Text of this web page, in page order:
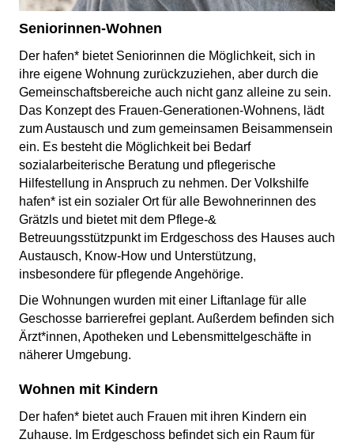
Seniorinnen-Wohnen
Der hafen* bietet Seniorinnen die Möglichkeit, sich in
ihre eigene Wohnung zurückzuziehen, aber durch die
Gemeinschaftsbereiche auch nicht ganz alleine zu sein.
Das Konzept des Frauen-Generationen-Wohnens, lädt
zum Austausch und zum gemeinsamen Beisammensein
ein. Es besteht die Möglichkeit bei Bedarf
sozialarbeiterische Beratung und pflegerische
Hilfestellung in Anspruch zu nehmen. Der Volkshilfe
hafen* ist ein sozialer Ort für alle Bewohnerinnen des
Grätzls und bietet mit dem Pflege-&
Betreuungsstützpunkt im Erdgeschoss des Hauses auch
Austausch, Know-How und Unterstützung,
insbesondere für pflegende Angehörige.
Die Wohnungen wurden mit einer Liftanlage für alle
Geschosse barrierefrei geplant. Außerdem befinden sich
Ärzt*innen, Apotheken und Lebensmittelgeschäfte in
näherer Umgebung.
Wohnen mit Kindern
Der hafen* bietet auch Frauen mit ihren Kindern ein
Zuhause. Im Erdgeschoss befindet sich ein Raum für